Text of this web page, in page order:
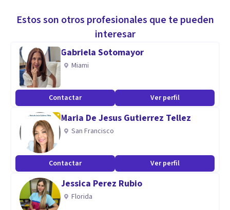
Estos son otros profesionales que te pueden
interesar
Gabriela Sotomayor
Miami
Contactar Ver perfil
Maria De Jesus Gutierrez Tellez
San Francisco
Contactar Ver perfil
Jessica Perez Rubio
Florida